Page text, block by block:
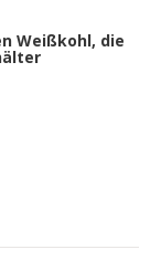
Weißkohl, die